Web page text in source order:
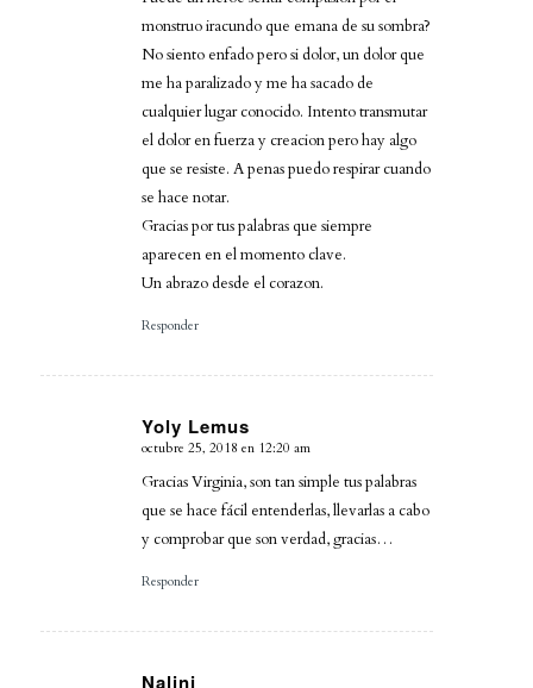
monstruo iracundo que emana de su sombra?
No siento enfado pero si dolor, un dolor que
me ha paralizado y me ha sacado de
cualquier lugar conocido. Intento transmutar
el dolor en fuerza y creacion pero hay algo
que se resiste. A penas puedo respirar cuando
se hace notar.
Gracias por tus palabras que siempre
aparecen en el momento clave.
Un abrazo desde el corazon.
Responder
Yoly Lemus
Dice:
octubre 25, 2018 en 12:20 am
Gracias Virginia, son tan simple tus palabras
que se hace fácil entenderlas, llevarlas a cabo
y comprobar que son verdad, gracias…
Responder
Nalini